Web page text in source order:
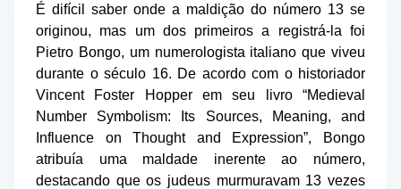
É difícil saber onde a maldição do número 13 se
originou, mas um dos primeiros a registrá-la foi
Pietro Bongo, um numerologista italiano que viveu
durante o século 16. De acordo com o historiador
Vincent Foster Hopper em seu livro “Medieval
Number Symbolism: Its Sources, Meaning, and
Influence on Thought and Expression”, Bongo
atribuía uma maldade inerente ao número,
destacando que os judeus murmuravam 13 vezes